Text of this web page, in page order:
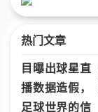
热门文章